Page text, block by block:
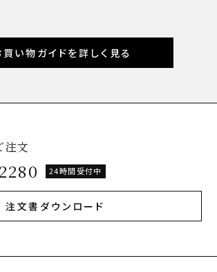
買い物ガイドを詳しく見る
注文
24時間受付中
注文書ダウンロード